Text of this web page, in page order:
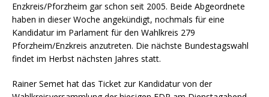
Enzkreis/Pforzheim gar schon seit 2005. Beide Abgeordnete
haben in dieser Woche angekündigt, nochmals für eine
Kandidatur im Parlament für den Wahlkreis 279
Pforzheim/Enzkreis anzutreten. Die nächste Bundestagswahl
findet im Herbst nächsten Jahres statt.
Rainer Semet hat das Ticket zur Kandidatur von der